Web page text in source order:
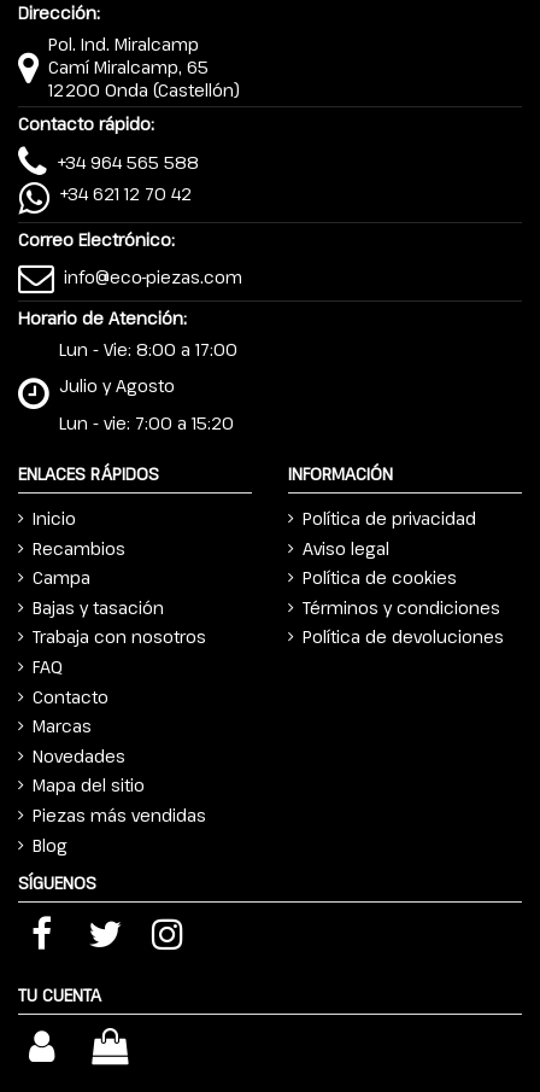
Dirección:
Pol. Ind. Miralcamp
Camí Miralcamp, 65
12200 Onda (Castellón)
Contacto rápido:
+34 964 565 588
+34 621 12 70 42
Correo Electrónico:
info@eco-piezas.com
Horario de Atención:
Lun - Vie: 8:00 a 17:00
Julio y Agosto
Lun - vie: 7:00 a 15:20
ENLACES RÁPIDOS
Inicio
Recambios
Campa
Bajas y tasación
Trabaja con nosotros
FAQ
Contacto
Marcas
Novedades
Mapa del sitio
Piezas más vendidas
Blog
INFORMACIÓN
Política de privacidad
Aviso legal
Política de cookies
Términos y condiciones
Política de devoluciones
SÍGUENOS
TU CUENTA